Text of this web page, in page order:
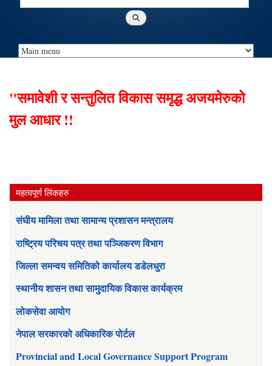
"समावेशी र सन्तुलित विकास समृद्ध अजयमेरुको
मुल आधार !!
महत्वपूर्ण लिंकहरु
संघीय मामिला तथा सामान्य प्रशासन मन्त्रालय
राष्ट्रिय परिचय पत्र तथा पञ्जिकरण विभाग
जिल्ला समन्वय समितिको कार्यालय डडेलधुरा
स्थानीय शासन तथा सामुदायिक विकास कार्यक्रम
लोकसेवा आयोग
नेपाल सरकारको अधिकारिक पोर्टल
Provincial and Local Governance Support Program